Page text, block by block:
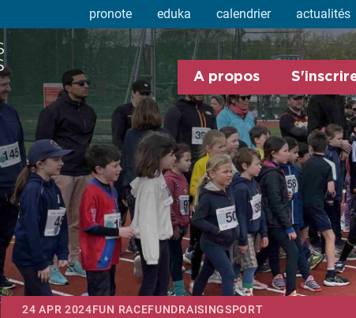
pronote eduka calendrier actualités
A propos
24 APR 2024FUN RACEFUNDRAISINGSPORT